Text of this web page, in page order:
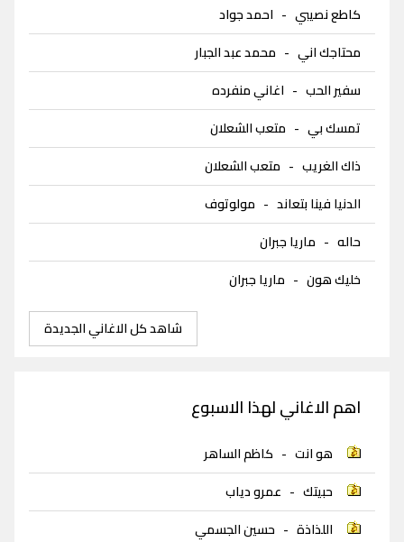
كاطع نصيبي - احمد جواد
محتاجك اني - محمد عبد الجبار
سفير الحب - اغاني منفرده
تمسك بي - متعب الشعلان
ذاك الغريب - متعب الشعلان
الدنيا فينا بتعاند - مولوتوف
حاله - ماريا جبران
خليك هون - ماريا جبران
شاهد كل الاغاني الجديدة
اهم الاغاني لهذا الاسبوع
هو انت - كاظم الساهر
حبيتك - عمرو دياب
اللذاذة - حسين الجسمي